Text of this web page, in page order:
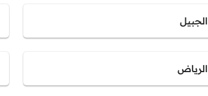
الجبيل
الرياض